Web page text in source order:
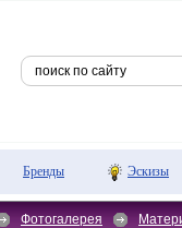
Бренды Эскизы
Фотогалерея